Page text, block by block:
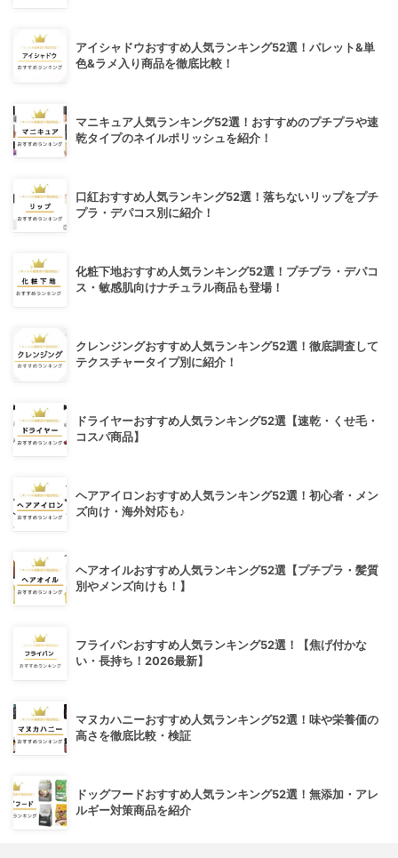
アイシャドウおすすめ人気ランキング52選！パレット&単
色&ラメ入り商品を徹底比較！
マニキュア人気ランキング52選！おすすめのプチプラや速
乾タイプのネイルポリッシュを紹介！
口紅おすすめ人気ランキング52選！落ちないリップをプチ
プラ・デパコス別に紹介！
化粧下地おすすめ人気ランキング52選！プチプラ・デパコ
ス・敏感肌向けナチュラル商品も登場！
クレンジングおすすめ人気ランキング52選！徹底調査して
テクスチャータイプ別に紹介！
ドライヤーおすすめ人気ランキング52選【速乾・くせ毛・
コスパ商品】
ヘアアイロンおすすめ人気ランキング52選！初心者・メン
ズ向け・海外対応も♪
ヘアオイルおすすめ人気ランキング52選【プチプラ・髪質
別やメンズ向けも！】
フライパンおすすめ人気ランキング52選！【焦げ付かな
い・長持ち！2026最新】
マヌカハニーおすすめ人気ランキング52選！味や栄養価の
高さを徹底比較・検証
ドッグフードおすすめ人気ランキング52選！無添加・アレ
ルギー対策商品を紹介